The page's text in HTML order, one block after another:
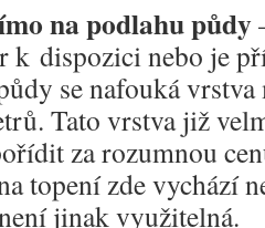
na podlahu půdy
k dispozici nebo je
se nafouká
Tato vrstva již
za rozumnou
topení zde vychází
jinak využitelná.